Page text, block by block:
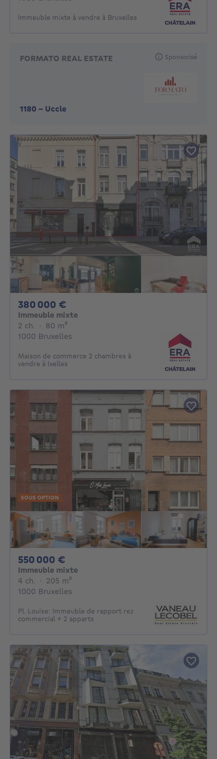
Immeuble mixte à vendre à Bruxelles
FORMATO REAL ESTATE
1180 - Uccle
Sponsorisé
380 000 €
Immeuble mixte
2 ch. 2 chambres
· 80 m²
1000 Bruxelles
Maison de commerce 2 chambres à
vendre à Ixelles
SOUS OPTION
550 000 €
Immeuble mixte
4 ch. 4 chambres
· 205 m²
1000 Bruxelles
Pl. Louise: Immeuble de rapport rez
commercial + 2 apparts